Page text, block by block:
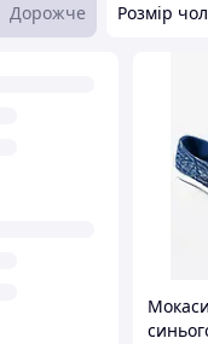
Дорожче Розмір